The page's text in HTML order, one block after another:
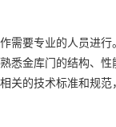
需要专业的人员进
悉金库门的结构、
关的技术标准和规范